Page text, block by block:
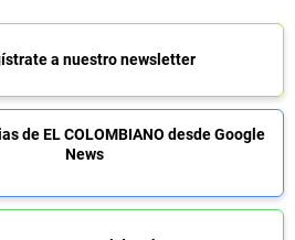
a nuestro newsletter
de EL COLOMBIANO desde Google
News